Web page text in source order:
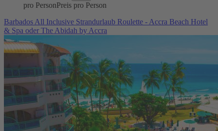
pro PersonPreis pro Person
Barbados All Inclusive Strandurlaub Roulette - Accra Beach Hotel
& Spa oder The Abidah by Accra